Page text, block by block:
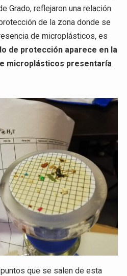
Grado, reflejaron una relación
de la zona donde se
de microplásticos, es
de protección aparece en la
microplásticos presentaría
que se salen de esta